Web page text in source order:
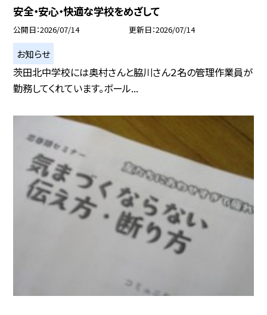
安全・安心・快適な学校をめざして
公開日 2026/07/14 更新日 2026/07/14
お知らせ
茨田北中学校には奥村さんと脇川さん２名の管理作業員が
勤務してくれています。ボール...